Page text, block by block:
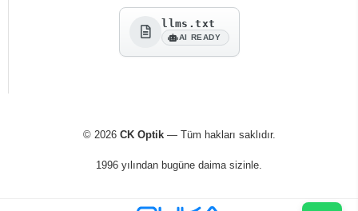
llms.txt
AI READY
© 2026 CK Optik— Tüm hakları saklıdır.
1996 yılından bugüne daima sizinle.